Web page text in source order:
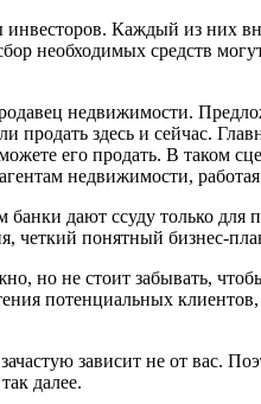
Каждый из них
необходимых средств
недвижимости.
продать здесь и сейчас.
его продать. В таком
недвижимости,
дают ссуду только
четкий понятный бизнес-
но не стоит забывать,
потенциальных
зависит не от вас.
далее.